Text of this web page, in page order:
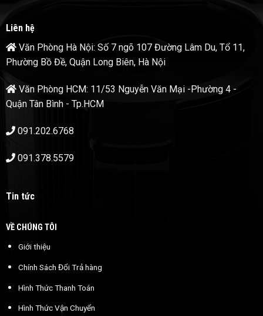
Liên hệ
Văn Phòng Hà Nội: Số 7 ngõ 107 Đường Lâm Du, Tổ 11,
Phường Bồ Đề, Quận Long Biên, Hà Nội
Văn Phòng HCM: 11/53 Nguyễn Văn Mại -Phường 4 -
Quận Tân Bình - Tp.HCM
091.202.6768
091.378.5579
Tin tức
VỀ CHÚNG TÔI
Giới thiệu
Chính Sách Đổi Trả hàng
Hình Thức Thanh Toán
Hình Thức Vận Chuyển